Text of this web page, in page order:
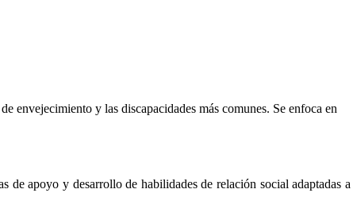
envejecimiento y las discapacidades más comunes. Se enfoca en
de apoyo y desarrollo de habilidades de relación social adaptadas a